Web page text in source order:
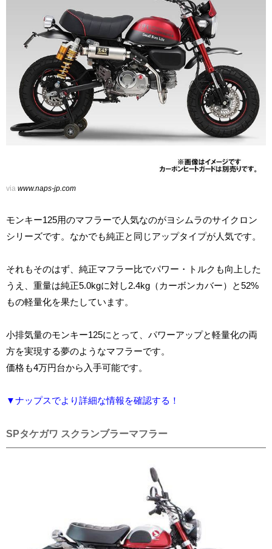
via www.naps-jp.com
モンキー125用のマフラーで人気なのがヨシムラのサイクロン
シリーズです。なかでも純正と同じアップタイプが人気です。
それもそのはず、純正マフラー比でパワー・トルクも向上した
うえ、重量は純正5.0kgに対し2.4kg（カーボンカバー）と52%
もの軽量化を果たしています。
小排気量のモンキー125にとって、パワーアップと軽量化の両
方を実現する夢のようなマフラーです。
価格も4万円台から入手可能です。
▼ナップスでより詳細な情報を確認する！
SPタケガワ スクランブラーマフラー